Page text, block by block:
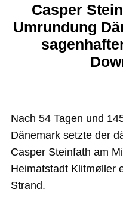
Casper
Umrundung
Nach 54 Tagen und
Dänemark setzte der
Casper Steinfath am
Heimatstadt Klitmøller
Strand.